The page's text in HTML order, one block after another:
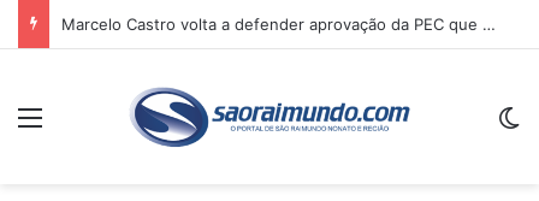
Marcelo Castro volta a defender aprovação da PEC que acaba com a escala 6×1 e avalia clima no Senado
Menu